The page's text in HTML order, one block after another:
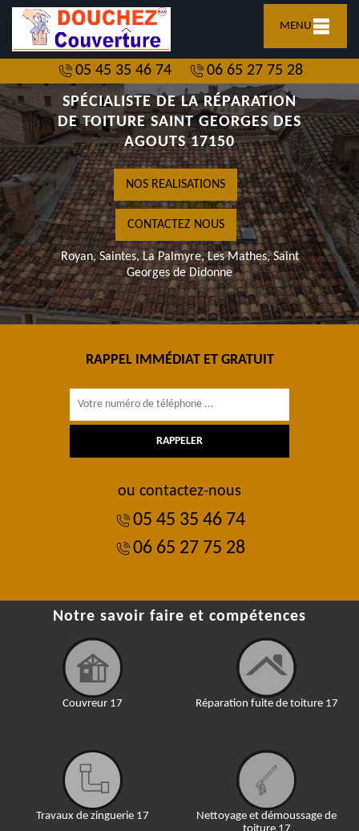
MENU
05 45 35 46 74
06 65 27 75 28
SPÉCIALISTE DE LA RÉPARATION
DE TOITURE SAINT GEORGES DES
AGOUTS 17150
NOS REALISATIONS
CONTACTEZ NOUS
Royan, Saintes, La Palmyre, Les Mathes, Saint
Georges de Didonne
RAPPEL IMMÉDIAT ET GRATUIT
ou contactez-nous
05 45 35 46 74
06 65 27 75 28
Notre savoir faire et compétences
Couvreur 17
Travaux de zinguerie 17
Réparation fuite de toiture 17
Nettoyage et démoussage de